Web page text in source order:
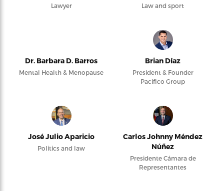
Lawyer Law and sport
Dr. Barbara D. Barros
Mental Health & Menopause
Brian Díaz
President & Founder
Pacifico Group
José Julio Aparicio
Politics and law
Carlos Johnny Méndez
Núñez
Presidente Cámara de
Representantes